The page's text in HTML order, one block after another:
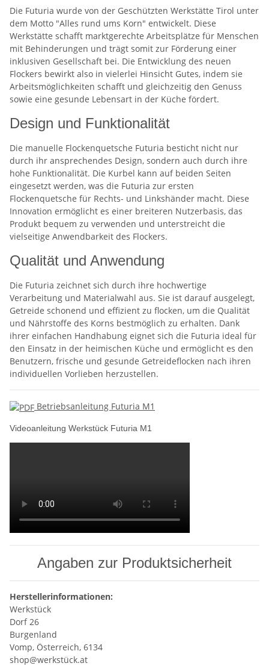
Die Futuria wurde von der Geschützten Werkstätte Tirol unter
dem Motto "Alles rund ums Korn" entwickelt. Diese
Werkstätte schafft marktgerechte Arbeitsplätze für Menschen
mit Behinderungen und trägt somit zur Förderung einer
inklusiven Gesellschaft bei. Die Entwicklung des neuen
Flockers bewirkt also in vielerlei Hinsicht Gutes, indem sie
Arbeitsmöglichkeiten schafft und gleichzeitig den Genuss
sowie eine gesunde Lebensart in der Küche fördert.
Design und Funktionalität
Die manuelle Flockenquetsche Futuria besticht nicht nur
durch ihr ansprechendes Design, sondern auch durch ihre
hohe Funktionalität. Die Kurbel kann auf beiden Seiten
eingesetzt werden, was die Futuria zur ersten
Flockenquetsche für Rechts- und Linkshänder macht. Diese
Innovation ermöglicht es einer breiteren Nutzerbasis, das
Produkt bequem zu verwenden und unterstreicht die
vielseitige Anwendbarkeit des Flockers.
Qualität und Anwendung
Die Futuria zeichnet sich durch ihre hochwertige
Verarbeitung und Materialwahl aus. Sie ist darauf ausgelegt,
Getreide schonend und effizient zu flocken, um die Qualität
und Nährstoffe des Korns bestmöglich zu erhalten. Dank
ihrer einfachen Handhabung eignet sich die Futuria ideal für
den Einsatz in der heimischen Küche und ermöglicht es den
Benutzern, frische und gesunde Getreideflocken nach ihren
individuellen Vorlieben herzustellen.
Betriebsanleitung Futuria M1
Videoanleitung Werkstück Futuria M1
Angaben zur Produktsicherheit
Herstellerinformationen:
Werkstück
Dorf 26
Burgenland
Vomp, Österreich, 6134
shop@werkstück.at